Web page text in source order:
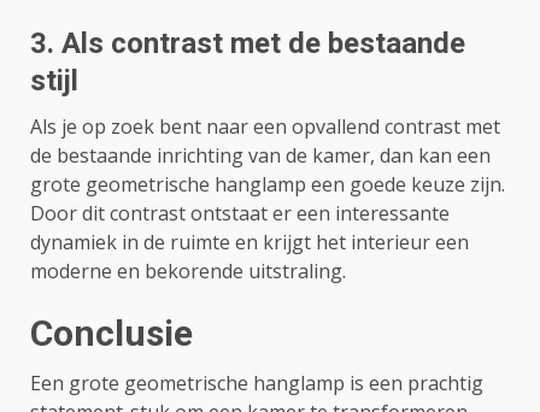
3. Als contrast met de bestaande
stijl
Als je op zoek bent naar een opvallend contrast met
de bestaande inrichting van de kamer, dan kan een
grote geometrische hanglamp een goede keuze zijn.
Door dit contrast ontstaat er een interessante
dynamiek in de ruimte en krijgt het interieur een
moderne en bekorende uitstraling.
Conclusie
Een grote geometrische hanglamp is een prachtig